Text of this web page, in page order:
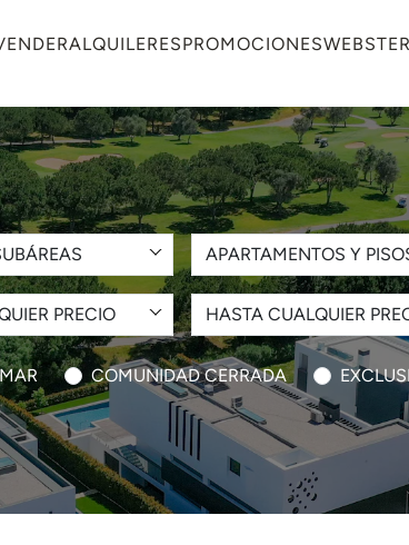
ALQUILERESPROMOCIONES
APARTAMENTOS Y
PRECIO HASTA CUALQUIER
COMUNIDAD CERRADA